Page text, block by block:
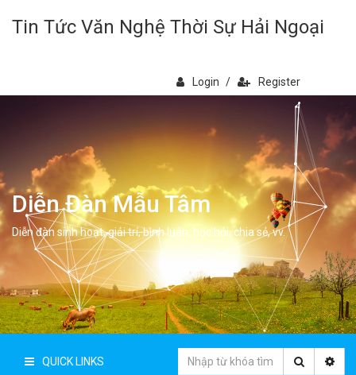
Tin Tức Văn Nghệ Thời Sự Hải Ngoại
Login / Register
Diễn Đàn Mẫu Tâm
Diễn đàn sinh hoạt, giải trí, bình luân, học hỏi, chia sẻ, vv.
QUICK LINKS